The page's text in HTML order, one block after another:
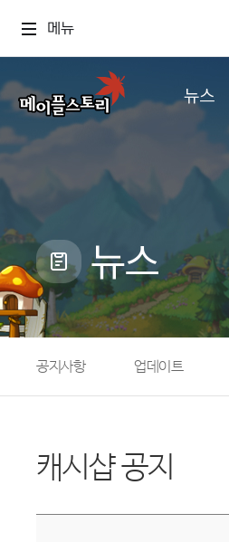
메뉴
뉴스
공지사항
업데이트
캐시샵 공지
메이플 알림판
with maple
뉴스
공지사항 업데이트
캐시샵 공지